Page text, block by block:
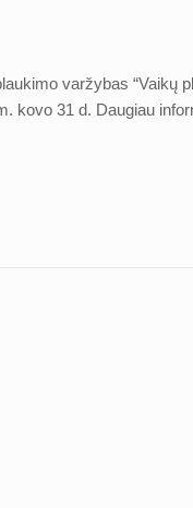
varžybas “Vaikų
kovo 31 d. Daugiau